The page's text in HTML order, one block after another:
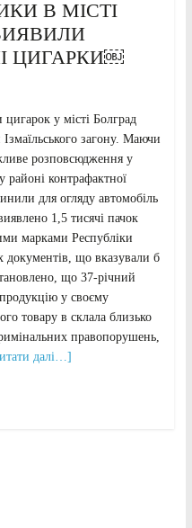
В МІСТІ
ЦИГАРКИ￼
у місті Болград
загону. Маючи
розповсюдження у
контрафактної
для огляду автомобіль
1,5 тисячі пачок
марками Республіки
що вказували б
що 37-річний
у своєму
товару в склала близько
правопорушень,
далі…]